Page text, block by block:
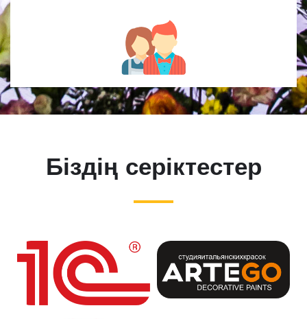
Біздің серіктестер